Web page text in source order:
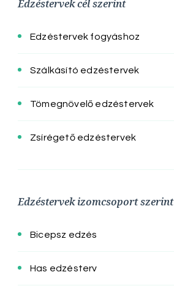
Edzéstervek cél szerint
Edzéstervek fogyáshoz
Szálkásító edzéstervek
Tömegnövelő edzéstervek
Zsírégető edzéstervek
Edzéstervek izomcsoport szerint
Bicepsz edzés
Has edzésterv